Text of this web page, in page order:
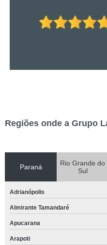
Regiões onde a Grupo
Paraná
Rio Grande do
Sul
Adrianópolis
Almirante Tamandaré
Apucarana
Arapoti